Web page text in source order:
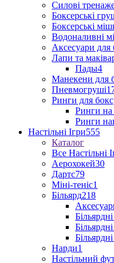
Силові
Боксерські
Боксерські
Водоналивні
Аксесуари для
Лапи та
Пады4
Манекени для
Пневмогруші
Ринги для
Ринги на
Ринги
Настільні Ігри555
Каталог
Все Настільні
Аерохокей30
Дартс79
Міні-теніс1
Більярд218
Нарди1
Настільний